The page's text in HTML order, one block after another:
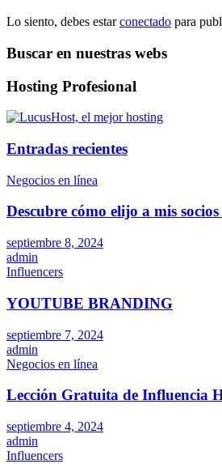
Lo siento, debes estarconectado para
Buscar en nuestras webs
Hosting Profesional
Entradas recientes
Negocios en línea
Descubre cómo elijo a mis socios
septiembre 8, 2024
admin
Influencers
YOUTUBE BRANDING
septiembre 7, 2024
admin
Negocios en línea
Lección Gratuita de Influencia
septiembre 4, 2024
admin
Influencers